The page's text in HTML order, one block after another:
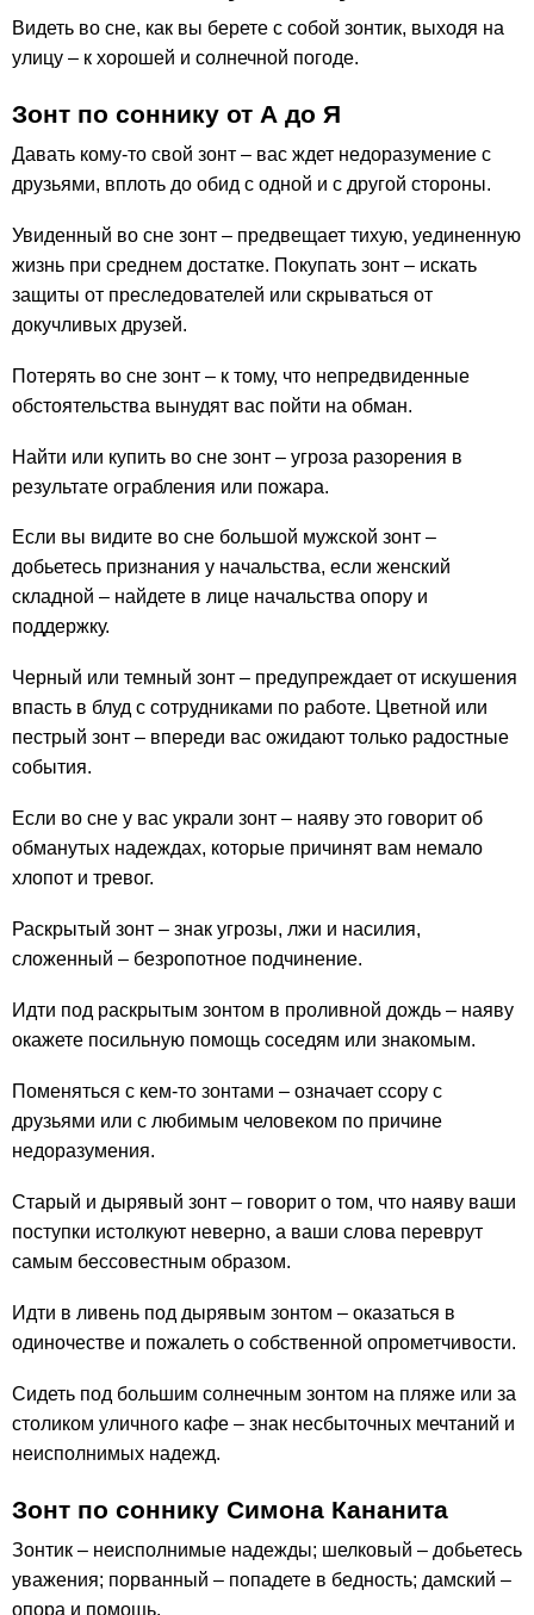
Видеть во сне, как вы берете с собой зонтик, выходя на
улицу – к хорошей и солнечной погоде.
Зонт по соннику от А до Я
Давать кому-то свой зонт – вас ждет недоразумение с
друзьями, вплоть до обид с одной и с другой стороны.
Увиденный во сне зонт – предвещает тихую, уединенную
жизнь при среднем достатке. Покупать зонт – искать
защиты от преследователей или скрываться от
докучливых друзей.
Потерять во сне зонт – к тому, что непредвиденные
обстоятельства вынудят вас пойти на обман.
Найти или купить во сне зонт – угроза разорения в
результате ограбления или пожара.
Если вы видите во сне большой мужской зонт –
добьетесь признания у начальства, если женский
складной – найдете в лице начальства опору и
поддержку.
Черный или темный зонт – предупреждает от искушения
впасть в блуд с сотрудниками по работе. Цветной или
пестрый зонт – впереди вас ожидают только радостные
события.
Если во сне у вас украли зонт – наяву это говорит об
обманутых надеждах, которые причинят вам немало
хлопот и тревог.
Раскрытый зонт – знак угрозы, лжи и насилия,
сложенный – безропотное подчинение.
Идти под раскрытым зонтом в проливной дождь – наяву
окажете посильную помощь соседям или знакомым.
Поменяться с кем-то зонтами – означает ссору с
друзьями или с любимым человеком по причине
недоразумения.
Старый и дырявый зонт – говорит о том, что наяву ваши
поступки истолкуют неверно, а ваши слова переврут
самым бессовестным образом.
Идти в ливень под дырявым зонтом – оказаться в
одиночестве и пожалеть о собственной опрометчивости.
Сидеть под большим солнечным зонтом на пляже или за
столиком уличного кафе – знак несбыточных мечтаний и
неисполнимых надежд.
Зонт по соннику Симона Кананита
Зонтик – неисполнимые надежды; шелковый – добьетесь
уважения; порванный – попадете в бедность; дамский –
опора и помощь.